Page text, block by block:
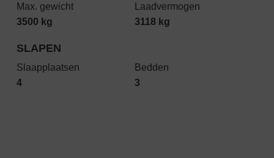
Max. gewicht
3500 kg
Laadvermogen
3118 kg
SLAPEN
Slaapplaatsen
4
Bedden
3